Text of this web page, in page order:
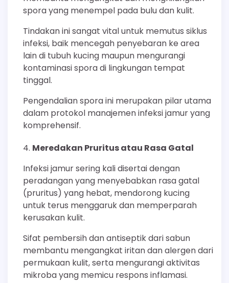
spora yang menempel pada bulu dan kulit.
Tindakan ini sangat vital untuk memutus siklus
infeksi, baik mencegah penyebaran ke area
lain di tubuh kucing maupun mengurangi
kontaminasi spora di lingkungan tempat
tinggal.
Pengendalian spora ini merupakan pilar utama
dalam protokol manajemen infeksi jamur yang
komprehensif.
Meredakan Pruritus atau Rasa Gatal
Infeksi jamur sering kali disertai dengan
peradangan yang menyebabkan rasa gatal
(pruritus) yang hebat, mendorong kucing
untuk terus menggaruk dan memperparah
kerusakan kulit.
Sifat pembersih dan antiseptik dari sabun
membantu mengangkat iritan dan alergen dari
permukaan kulit, serta mengurangi aktivitas
mikroba yang memicu respons inflamasi.